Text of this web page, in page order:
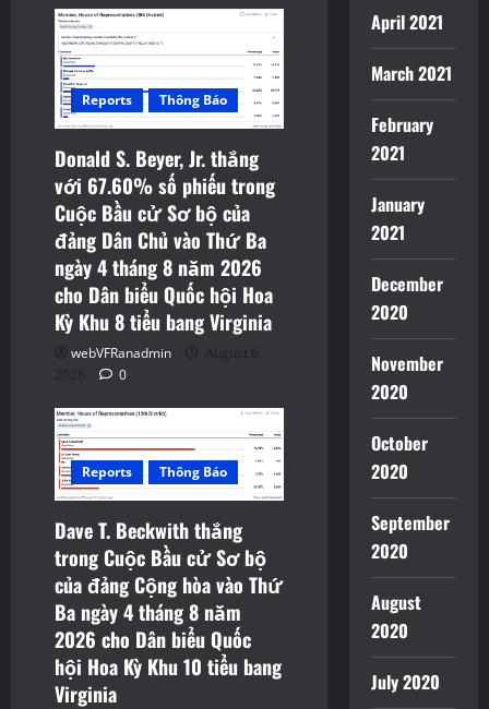
Reports Thông Báo
Donald S. Beyer, Jr. thắng
với 67.60% số phiếu trong
Cuộc Bầu cử Sơ bộ của
đảng Dân Chủ vào Thứ Ba
ngày 4 tháng 8 năm 2026
cho Dân biểu Quốc hội Hoa
Kỳ Khu 8 tiểu bang Virginia
webVFRanadmin
August 6,
2026
0
Reports Thông Báo
Dave T. Beckwith thắng
trong Cuộc Bầu cử Sơ bộ
của đảng Cộng hòa vào Thứ
Ba ngày 4 tháng 8 năm
2026 cho Dân biểu Quốc
hội Hoa Kỳ Khu 10 tiểu bang
Virginia
April 2021
March 2021
February
2021
January
2021
December
2020
November
2020
October
2020
September
2020
August
2020
July 2020